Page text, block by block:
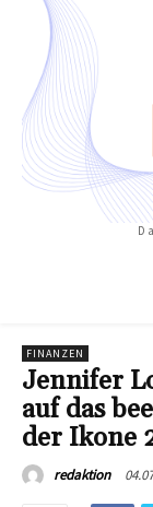
FINANZEN
Jennifer
auf das
der Ikone
redaktion